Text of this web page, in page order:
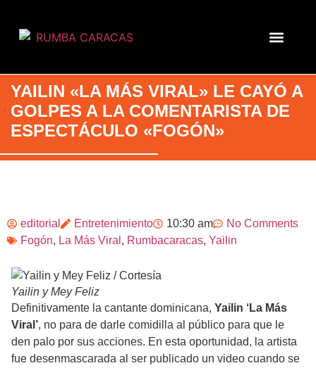
YAILIN «LA MÁS VIRAL» LE CAYÓ A
GOLPES A LA COMENTARISTA DE
ESPECTÁCULO «FOGÓN»
editorial Entretenimiento 10:30 am
No Comments
Fogón, La Más Viral , Rumbacaracas, Yailin
Yailin y Mey Feliz
Definitivamente la cantante dominicana, Yailin ‘La Más
Viral’, no para de darle comidilla al público para que le
den palo por sus acciones. En esta oportunidad, la artista
fue desenmascarada al ser publicado un video cuando se